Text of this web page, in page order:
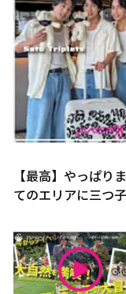
【最高】やっぱり
てのエリアに三つ